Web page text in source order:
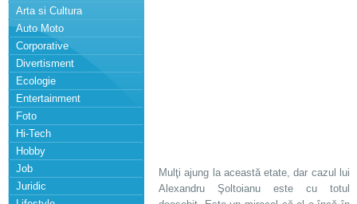
Arta si Cultura
Auto Moto
Corporative
Divertisment
Ecologie
Entertainment
Foto
Hi-Tech
Hobby
Job
Juridic
Mulţi ajung la această etate, dar cazul lui
Alexandru Şoltoianu este cu totul